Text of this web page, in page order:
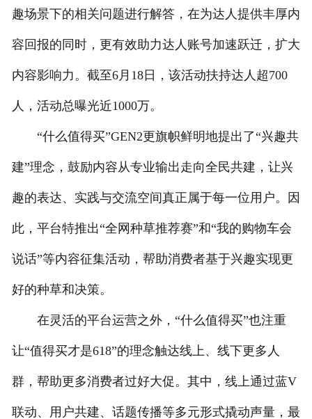
趣场景下的相关问题进行解答，在为达人提供丰厚内
容回报的同时，更有效助力达人账号加速跃迁，扩大
内容影响力。截至6月18日，该活动扶持达人超700
人，活动总曝光近1000万。
“什么值得买”GEN2更旗帜鲜明地提出了“兴趣共
建”理念，鼓励内容从专业输出走向全民共建，让兴
趣的表达、实践与交流空间真正属于每一位用户。因
此，平台特推出“全网种草推荐赛”和“我的购物车会
说话”等内容征集活动，帮助消费者基于兴趣实现更
好的种草和决策。
在灵活的平台运营之外，“什么值得买”也注重
让“值得买才是618”的理念触达线上、线下更多人
群，帮助更多消费者过好大促。其中，线上通过蓝V
联动、用户共建、话题传播等多元形式撬动声量，最